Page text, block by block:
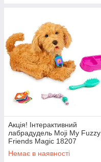
Акція! Інтерактивний
лабрадудель Moji My Fuzzy
Friends Magic 18207
Whispers двомовний друг
18207-UKR-ENG
Немає в наявності